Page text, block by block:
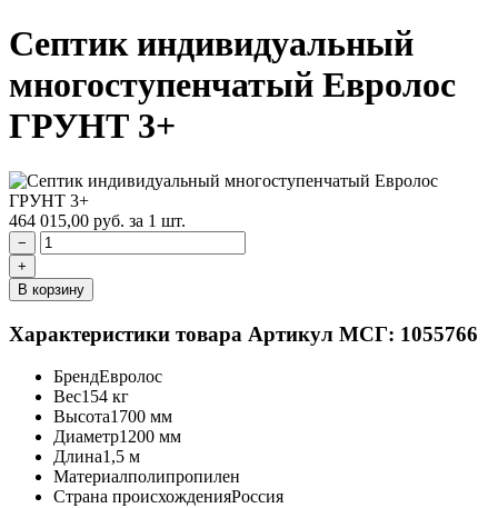
Септик индивидуальный
многоступенчатый Евролос
ГРУНТ 3+
464 015,00 руб. за 1 шт.
−
+
В корзину
Характеристики товара Артикул МСГ: 1055766
БрендЕвролос
Вес154 кг
Высота1700 мм
Диаметр1200 мм
Длина1,5 м
Материалполипропилен
Страна происхожденияРоссия